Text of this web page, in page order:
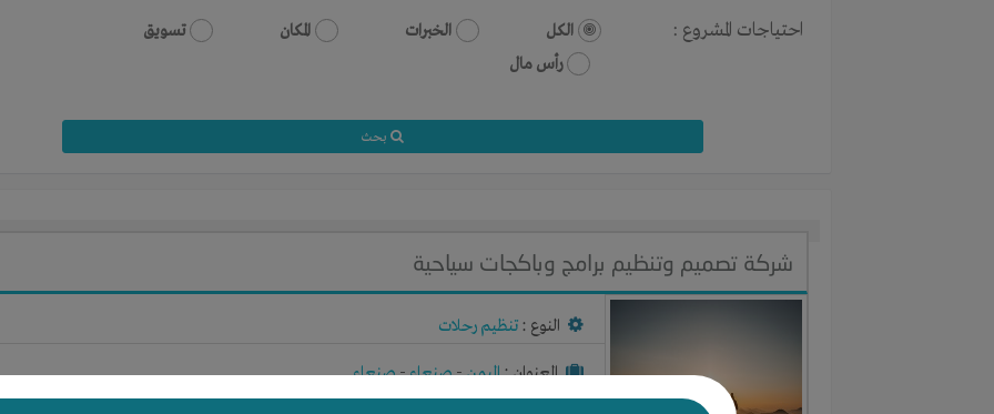
احتياجات المشروع : الكل الخبرات المكان
تسويق
رأس مال
بحث
شركة تصميم وتنظيم برامج وباكجات سياحية
النوع : تنظيم رحلات
العنوان :اليمن-صنعاء-صنعاء